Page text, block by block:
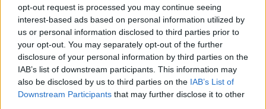
opt-out request is processed you may continue seeing
interest-based ads based on personal information utilized by
us or personal information disclosed to third parties prior to
your opt-out. You may separately opt-out of the further
disclosure of your personal information by third parties on the
IAB’s list of downstream participants. This information may
also be disclosed by us to third parties on the IAB’s List of
Downstream Participants that may further disclose it to other
χρονιάς.
Στην Κορινθία
Σε αρκετές περιοχές της Κορινθίας επικρατεί
το έθιμο της φωτιάς, όπως για παράδειγμα η
τοποθέτηση κλαδιών πάνω από τα τζάκια,